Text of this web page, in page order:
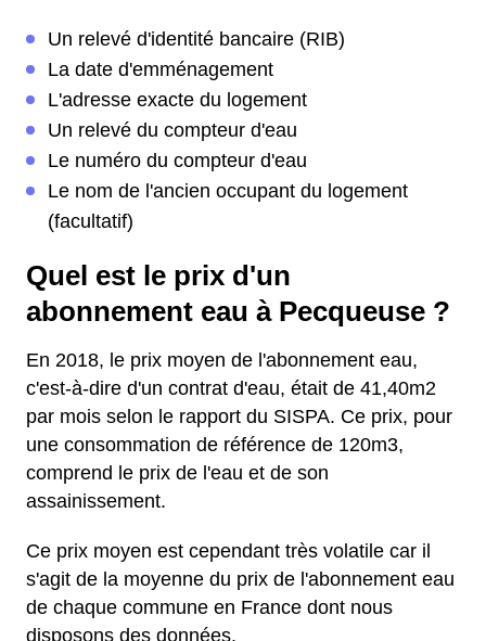
Un relevé d'identité bancaire (RIB)
La date d'emménagement
L'adresse exacte du logement
Un relevé du compteur d'eau
Le numéro du compteur d'eau
Le nom de l'ancien occupant du logement
(facultatif)
Quel est le prix d'un
abonnement eau à Pecqueuse ?
En 2018, le prix moyen de l'abonnement eau,
c'est-à-dire d'un contrat d'eau, était de 41,40m2
par mois selon le rapport du SISPA. Ce prix, pour
une consommation de référence de 120m3,
comprend le prix de l'eau et de son
assainissement.
Ce prix moyen est cependant très volatile car il
s'agit de la moyenne du prix de l'abonnement eau
de chaque commune en France dont nous
disposons des données.